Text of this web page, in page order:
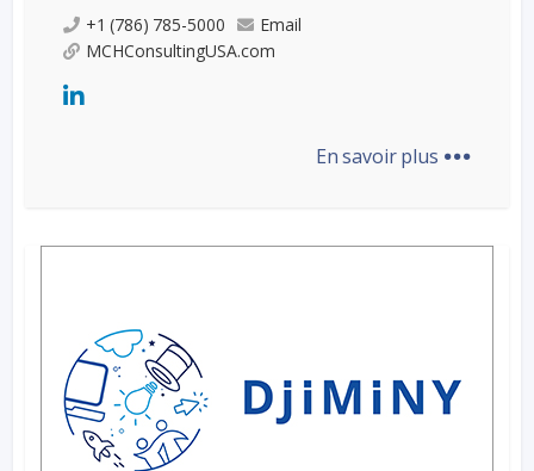
+1 (786) 785-5000
Email
MCHConsultingUSA.com
En savoir plus ...